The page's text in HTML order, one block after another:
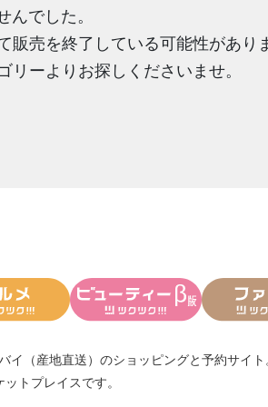
でした。
売を終了している可能性があり
ーよりお探しくださいませ。
イ（産地直送） のショッピングと予約サイト
トプレイスです。